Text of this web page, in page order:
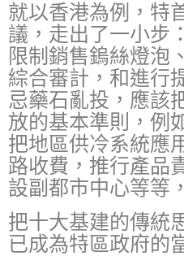
就以香港為例，特
議，走出了一小步
限制銷售鎢絲燈泡
綜合審計，和進行
忌藥石亂投，應該
放的基本準則，例
把地區供冷系統應
路收費，推行產品
設副都市中心等等
把十大基建的傳統
已成為特區政府的